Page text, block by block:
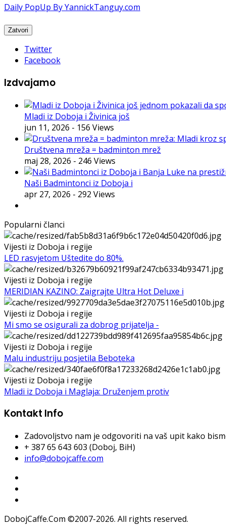
Daily PopUp By YannickTanguy.com
Twitter
Facebook
Izdvajamo
Mladi iz Doboja i Živinica još
jun 11, 2026 - 156 Views
Društvena mreža = badminton mrež
maj 28, 2026 - 246 Views
Naši Badmintonci iz Doboja i
apr 27, 2026 - 292 Views
Popularni članci
Vijesti iz Doboja i regije
LED rasvjetom Uštedite do 80%.
Vijesti iz Doboja i regije
MERIDIAN KAZINO: Zaigrajte Ultra Hot Deluxe i
Vijesti iz Doboja i regije
Mi smo se osigurali za dobrog prijatelja -
Vijesti iz Doboja i regije
Malu industriju posjetila Beboteka
Vijesti iz Doboja i regije
Mladi iz Doboja i Maglaja: Druženjem protiv
Kontakt Info
Zadovoljstvo nam je odgovoriti na vaš upit kako
+ 387 65 643 603 (Doboj, BiH)
info@dobojcaffe.com
DobojCaffe.Com ©2007-2026. All rights reserved.